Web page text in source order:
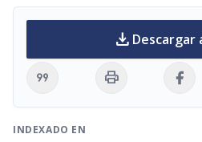
download Descargar
format_quote print
INDEXADO EN